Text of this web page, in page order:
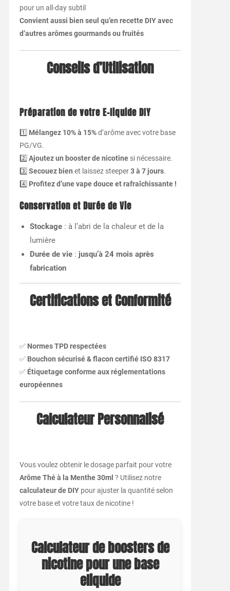
pour un all-day subtil
Convient aussi bien seul qu’en recette DIY avec
d’autres arômes gourmands ou fruités
Conseils d’Utilisation
Préparation de votre E-liquide DIY
1️⃣ Mélangez 10% à 15%d’arôme avec votre base
PG/VG.
2️⃣ Ajoutez un booster de nicotinesi nécessaire.
3️⃣ Secouez bien et laissez steeper3 à 7 jours.
4️⃣ Profitez d’une vape douce et rafraîchissante !
Conservation et Durée de Vie
Stockage: à l’abri de la chaleur et de la
lumière
Durée de vie: jusqu’à 24 mois après
fabrication
Certifications et Conformité
✅ Normes TPD respectées
✅ Bouchon sécurisé & flacon certifié ISO 8317
✅ Étiquetage conforme aux réglementations
européennes
Calculateur Personnalisé
Vous voulez obtenir le dosage parfait pour votre
Arôme Thé à la Menthe 30ml ? Utilisez notre
calculateur de DIYpour ajuster la quantité selon
votre base et votre taux de nicotine !
Calculateur de boosters de
nicotine pour une base
eliquide